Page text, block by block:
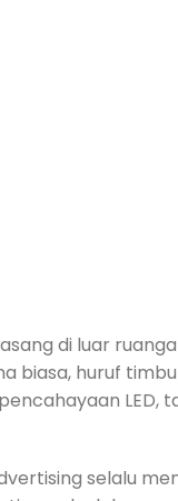
di luar
biasa, huruf
LED,
selalu